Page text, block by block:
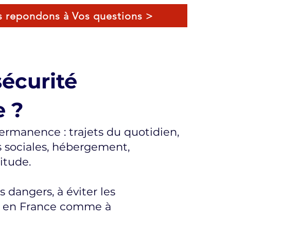
repondons à Vos questions >
?
: trajets du quotidien,
sociales, hébergement,
dangers, à éviter les
France comme à